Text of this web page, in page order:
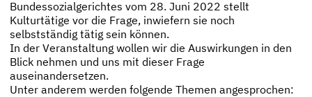
Bundessozialgerichtes vom 28. Juni 2022 stellt
Kulturtätige vor die Frage, inwiefern sie noch
selbstständig tätig sein können.
In der Veranstaltung wollen wir die Auswirkungen in den
Blick nehmen und uns mit dieser Frage
auseinandersetzen.
Unter anderem werden folgende Themen angesprochen: